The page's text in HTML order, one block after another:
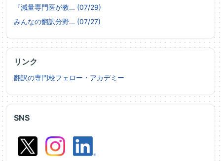
SNS
『減量専門医が教... (07/29)
みんなの翻訳分野... (07/27)
リンク
翻訳の専門校フェロー・アカデミー